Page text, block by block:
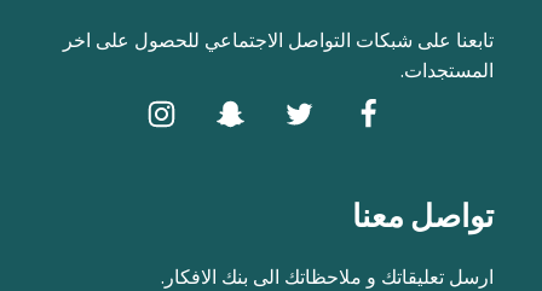
تابعنا على شبكات التواصل الاجتماعي للحصول على اخر
المستجدات.
تواصل معنا
ارسل تعليقاتك و ملاحظاتك الى بنك الافكار.